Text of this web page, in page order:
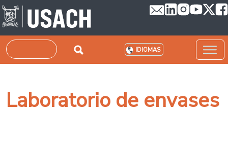
Pasar al contenido principal
Buscar IDIOMAS
Laboratorio de envases